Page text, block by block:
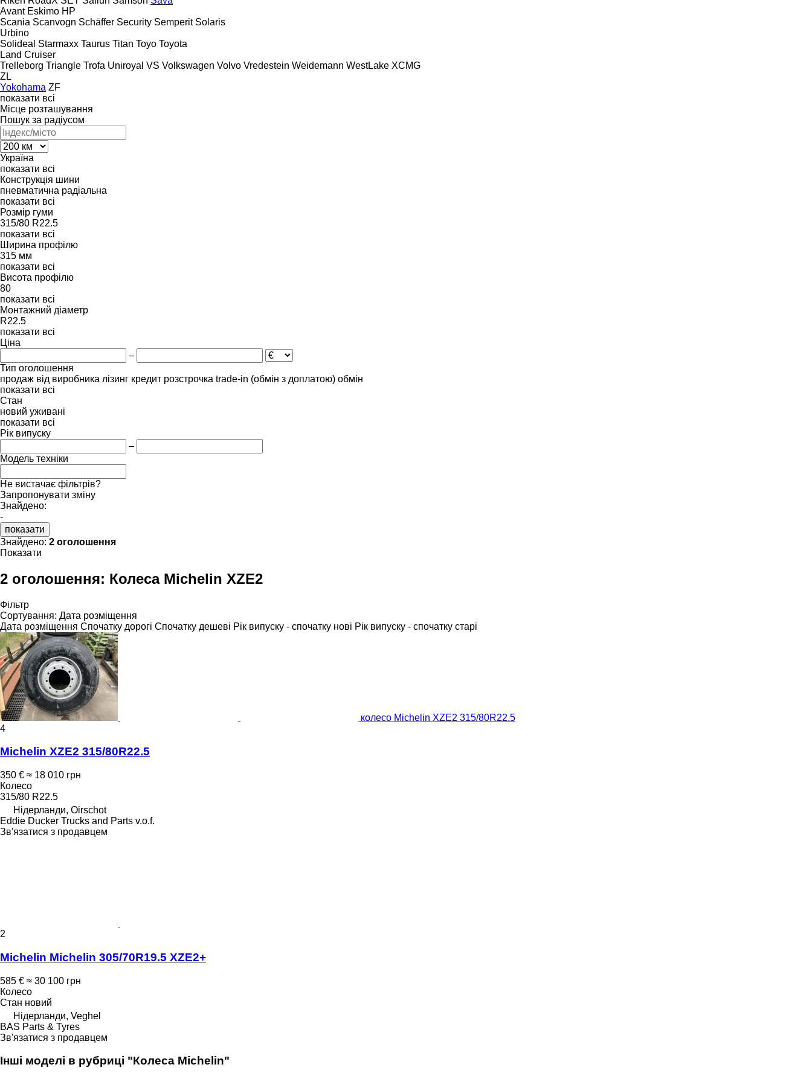
Avant Eskimo HP
Scania Scanvogn Schäffer Security Semperit Solaris
Urbino
Solideal Starmaxx Taurus Titan Toyo Toyota
Land Cruiser
Trelleborg Triangle Trofa Uniroyal VS Volkswagen Volvo Vredestein Weidemann WestLake XCMG
ZL
Yokohama ZF
показати всі
Місце розташування
Пошук за радіусом
Україна
показати всі
Конструкція шини
пневматична радіальна
показати всі
Розмір гуми
315/80 R22.5
показати всі
Ширина профілю
315 мм
показати всі
Висота профілю
80
показати всі
Монтажний діаметр
R22.5
показати всі
Ціна
–
Тип оголошення
продаж від виробника лізинг кредит розстрочка trade-in (обмін з доплатою) обмін
показати всі
Стан
новий уживані
показати всі
Рік випуску
–
Модель техніки
Не вистачає фільтрів?
Запропонувати зміну
Знайдено:
-
показати
Знайдено: 2 оголошення
Показати
2 оголошення: Колеса Michelin XZE2
Фільтр
Сортування: Дата розміщення
Дата розміщення Спочатку дорогі Спочатку дешеві Рік випуску - спочатку нові Рік випуску - спочатку старі
колесо Michelin XZE2 315/80R22.5
4
Michelin XZE2 315/80R22.5
350 € ≈ 18 010 грн
Колесо
315/80 R22.5
Нідерланди, Oirschot
Eddie Ducker Trucks and Parts v.o.f.
Зв'язатися з продавцем
2
Michelin Michelin 305/70R19.5 XZE2+
585 € ≈ 30 100 грн
Колесо
Стан новий
Нідерланди, Veghel
BAS Parts & Tyres
Зв'язатися з продавцем
Інші моделі в рубриці "Колеса Michelin"